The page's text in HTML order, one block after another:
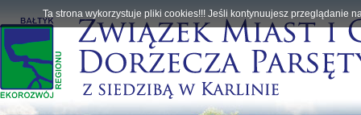
Ta strona wykorzystuje pliki cookies!!! Jeśli kontynuujesz przeglądanie